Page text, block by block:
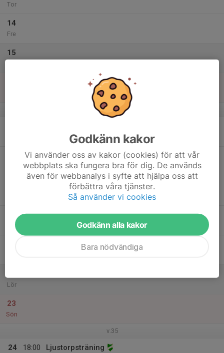
Tor
14
Fre
15
v.34
Ljustorps IP
Tor
Lör
23
Sön
v.35
24
18:00
Ljustorpsträning
Godkänn kakor
Vi använder oss av kakor (cookies) för att vår
webbplats ska fungera bra för dig. De används
även för webbanalys i syfte att hjälpa oss att
förbättra våra tjänster.
Så använder vi cookies
Godkänn alla kakor
Bara nödvändiga